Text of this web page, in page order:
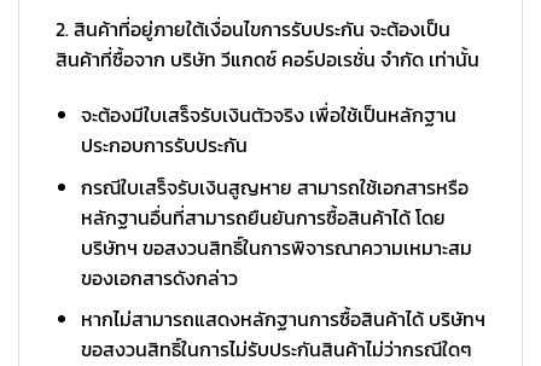
2. สินค้าที่อยู่ภายใต้เงื่อนไขการรับประกัน จะต้องเป็น
สินค้าที่ซื้อจาก บริษัท วีแกดซ์ คอร์ปอเรชั่น จำกัด เท่านั้น
จะต้องมีใบเสร็จรับเงินตัวจริง เพื่อใช้เป็นหลักฐาน
ประกอบการรับประกัน
กรณีใบเสร็จรับเงินสูญหาย สามารถใช้เอกสารหรือ
หลักฐานอื่นที่สามารถยืนยันการซื้อสินค้าได้ โดย
บริษัทฯ ขอสงวนสิทธิ์ในการพิจารณาความเหมาะสม
ของเอกสารดังกล่าว
หากไม่สามารถแสดงหลักฐานการซื้อสินค้าได้ บริษัทฯ
ขอสงวนสิทธิ์ในการไม่รับประกันสินค้าไม่ว่ากรณีใดๆ